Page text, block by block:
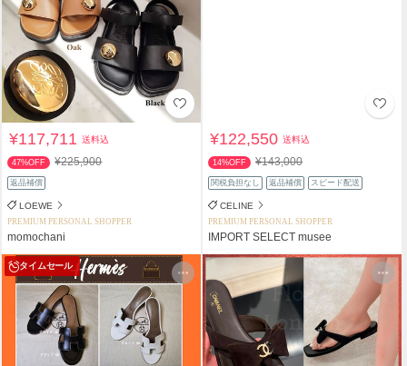
¥117,711送料込
47%OFF ¥225,900
返品補償
LOEWE
PREMIUM PERSONAL SHOPPER
momochani
¥122,550送料込
14%OFF ¥143,000
関税負担なし 返品補償 スピード配送
CELINE
PREMIUM PERSONAL SHOPPER
IMPORT SELECT musee
タイムセール